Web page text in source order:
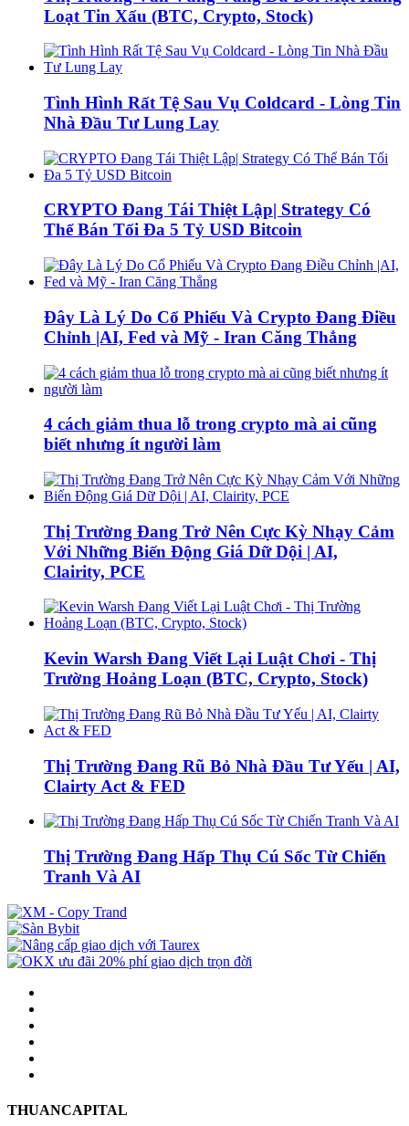
Loạt Tin Xấu (BTC, Crypto, Stock)
Tình Hình Rất Tệ Sau Vụ Coldcard - Lòng Tin
Nhà Đầu Tư Lung Lay
CRYPTO Đang Tái Thiệt Lập| Strategy Có
Thể Bán Tối Đa 5 Tỷ USD Bitcoin
Đây Là Lý Do Cổ Phiếu Và Crypto Đang Điều
Chỉnh |AI, Fed và Mỹ - Iran Căng Thẳng
4 cách giảm thua lỗ trong crypto mà ai cũng
biết nhưng ít người làm
Thị Trường Đang Trở Nên Cực Kỳ Nhạy Cảm
Với Những Biến Động Giá Dữ Dội | AI,
Clairity, PCE
Kevin Warsh Đang Viết Lại Luật Chơi - Thị
Trường Hoảng Loạn (BTC, Crypto, Stock)
Thị Trường Đang Rũ Bỏ Nhà Đầu Tư Yếu | AI,
Clairty Act & FED
Thị Trường Đang Hấp Thụ Cú Sốc Từ Chiến
Tranh Và AI
THUANCAPITAL